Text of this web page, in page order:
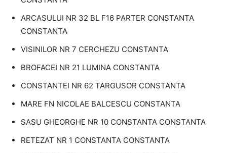
ARCASULUI NR 32 BL F16 PARTER CONSTANTA
CONSTANTA
VISINILOR NR 7 CERCHEZU CONSTANTA
BROFACEI NR 21 LUMINA CONSTANTA
CONSTANTEI NR 62 TARGUSOR CONSTANTA
MARE FN NICOLAE BALCESCU CONSTANTA
SASU GHEORGHE NR 10 CONSTANTA CONSTANTA
RETEZAT NR 1 CONSTANTA CONSTANTA